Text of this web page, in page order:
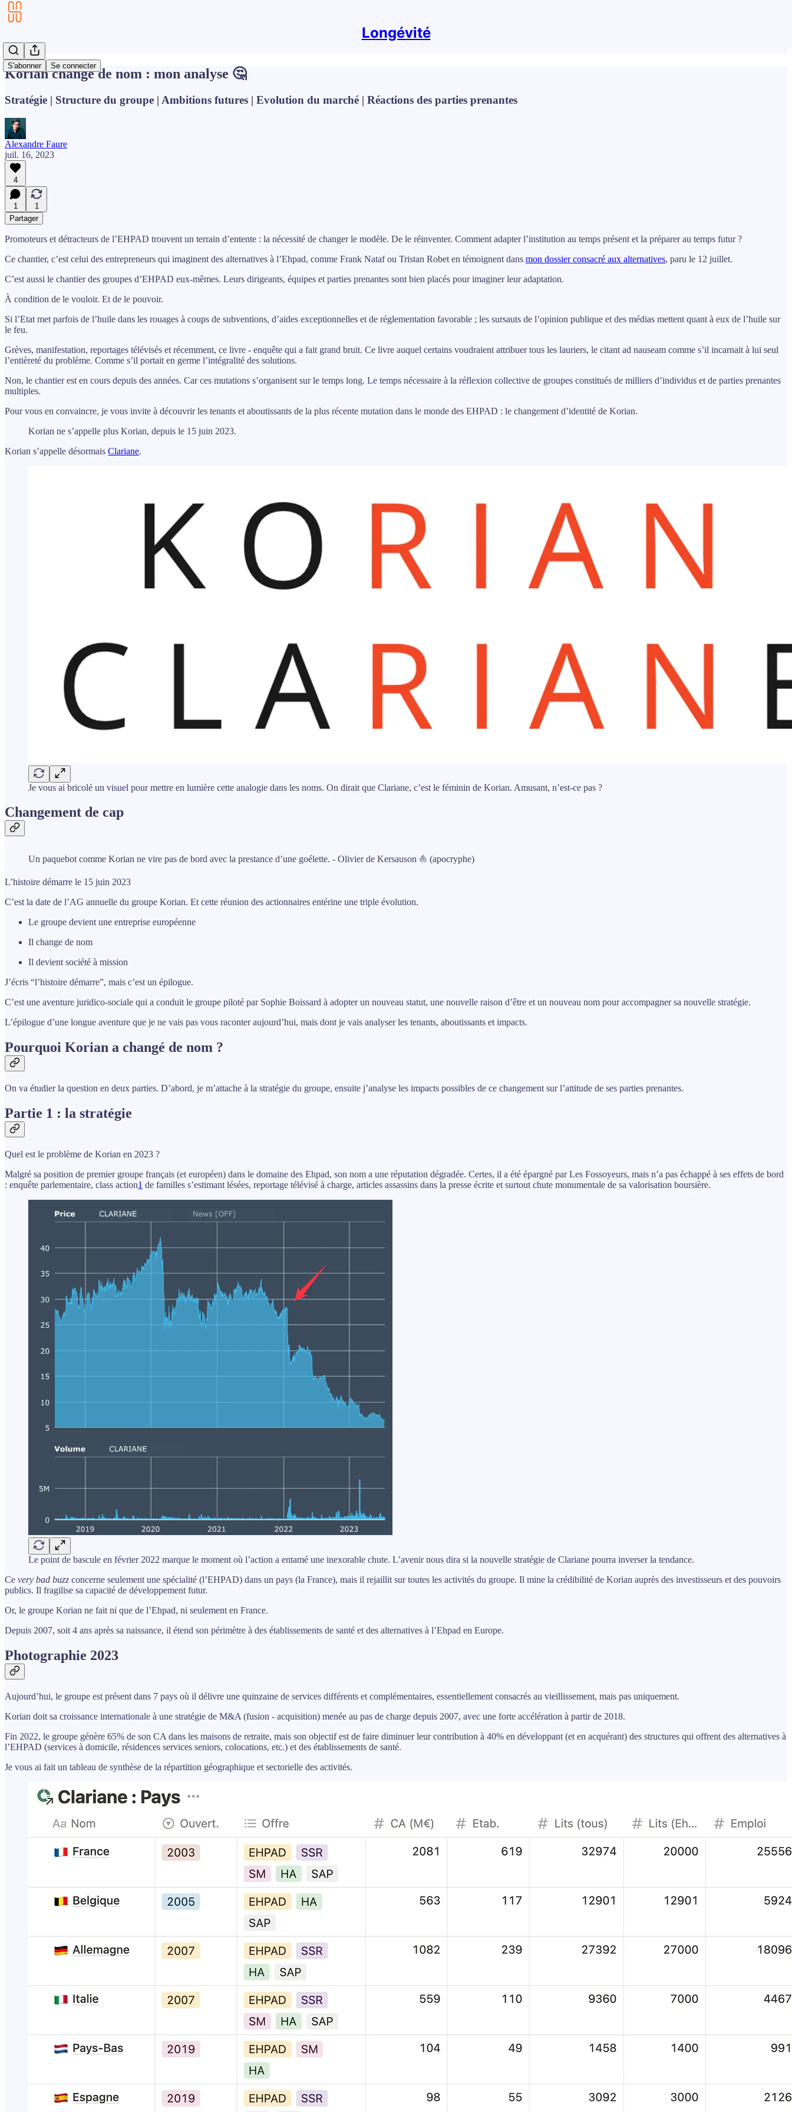
Longévité
S'abonner Se connecter
Korian change de nom : mon analyse 🤔
Stratégie | Structure du groupe | Ambitions futures | Evolution du marché | Réactions des parties prenantes
Alexandre Faure
juil. 16, 2023
4
1
1
Partager
Promoteurs et détracteurs de l’EHPAD trouvent un terrain d’entente : la nécessité de changer le modèle. De le réinventer. Comment adapter l’institution au temps présent et la préparer au temps futur ?
Ce chantier, c’est celui des entrepreneurs qui imaginent des alternatives à l’Ehpad, comme Frank Nataf ou Tristan Robet en témoignent dans mon dossier consacré aux alternatives, paru le 12 juillet.
C’est aussi le chantier des groupes d’EHPAD eux-mêmes. Leurs dirigeants, équipes et parties prenantes sont bien placés pour imaginer leur adaptation.
À condition de le vouloir. Et de le pouvoir.
Si l’Etat met parfois de l’huile dans les rouages à coups de subventions, d’aides exceptionnelles et de réglementation favorable ; les sursauts de l’opinion publique et des médias mettent quant à eux de l’huile sur
le feu.
Grèves, manifestation, reportages télévisés et récemment, ce livre - enquête qui a fait grand bruit. Ce livre auquel certains voudraient attribuer tous les lauriers, le citant ad nauseam comme s’il incarnait à lui seul
l’entièreté du problème. Comme s’il portait en germe l’intégralité des solutions.
Non, le chantier est en cours depuis des années. Car ces mutations s’organisent sur le temps long. Le temps nécessaire à la réflexion collective de groupes constitués de milliers d’individus et de parties prenantes
multiples.
Pour vous en convaincre, je vous invite à découvrir les tenants et aboutissants de la plus récente mutation dans le monde des EHPAD : le changement d’identité de Korian.
Korian ne s’appelle plus Korian, depuis le 15 juin 2023.
Korian s’appelle désormais Clariane.
Je vous ai bricolé un visuel pour mettre en lumière cette analogie dans les noms. On dirait que Clariane, c’est le féminin de Korian. Amusant, n’est-ce pas ?
Changement de cap
Un paquebot comme Korian ne vire pas de bord avec la prestance d’une goélette. - Olivier de Kersauson ⛵ (apocryphe)
L’histoire démarre le 15 juin 2023
C’est la date de l’AG annuelle du groupe Korian. Et cette réunion des actionnaires entérine une triple évolution.
Le groupe devient une entreprise européenne
Il change de nom
Il devient société à mission
J’écris “l’histoire démarre”, mais c’est un épilogue.
C’est une aventure juridico-sociale qui a conduit le groupe piloté par Sophie Boissard à adopter un nouveau statut, une nouvelle raison d’être et un nouveau nom pour accompagner sa nouvelle stratégie.
L’épilogue d’une longue aventure que je ne vais pas vous raconter aujourd’hui, mais dont je vais analyser les tenants, aboutissants et impacts.
Pourquoi Korian a changé de nom ?
On va étudier la question en deux parties. D’abord, je m’attache à la stratégie du groupe, ensuite j’analyse les impacts possibles de ce changement sur l’attitude de ses parties prenantes.
Partie 1 : la stratégie
Quel est le problème de Korian en 2023 ?
Malgré sa position de premier groupe français (et européen) dans le domaine des Ehpad, son nom a une réputation dégradée. Certes, il a été épargné par Les Fossoyeurs, mais n’a pas échappé à ses effets de bord
: enquête parlementaire, class action1 de familles s’estimant lésées, reportage télévisé à charge, articles assassins dans la presse écrite et surtout chute monumentale de sa valorisation boursière.
Le point de bascule en février 2022 marque le moment où l’action a entamé une inexorable chute. L’avenir nous dira si la nouvelle stratégie de Clariane pourra inverser la tendance.
Ce very bad buzz concerne seulement une spécialité (l’EHPAD) dans un pays (la France), mais il rejaillit sur toutes les activités du groupe. Il mine la crédibilité de Korian auprès des investisseurs et des pouvoirs
publics. Il fragilise sa capacité de développement futur.
Or, le groupe Korian ne fait ni que de l’Ehpad, ni seulement en France.
Depuis 2007, soit 4 ans après sa naissance, il étend son périmètre à des établissements de santé et des alternatives à l’Ehpad en Europe.
Photographie 2023
Aujourd’hui, le groupe est présent dans 7 pays où il délivre une quinzaine de services différents et complémentaires, essentiellement consacrés au vieillissement, mais pas uniquement.
Korian doit sa croissance internationale à une stratégie de M&A (fusion - acquisition) menée au pas de charge depuis 2007, avec une forte accélération à partir de 2018.
Fin 2022, le groupe génère 65% de son CA dans les maisons de retraite, mais son objectif est de faire diminuer leur contribution à 40% en développant (et en acquérant) des structures qui offrent des alternatives à
l’EHPAD (services à domicile, résidences services seniors, colocations, etc.) et des établissements de santé.
Je vous ai fait un tableau de synthèse de la répartition géographique et sectorielle des activités.